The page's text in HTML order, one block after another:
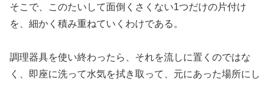
そこで、このたいして面倒くさくない1つだけの片付け
を、細かく積み重ねていくわけである。
調理器具を使い終わったら、それを流しに置くのではな
く、即座に洗って水気を拭き取って、元にあった場所にし